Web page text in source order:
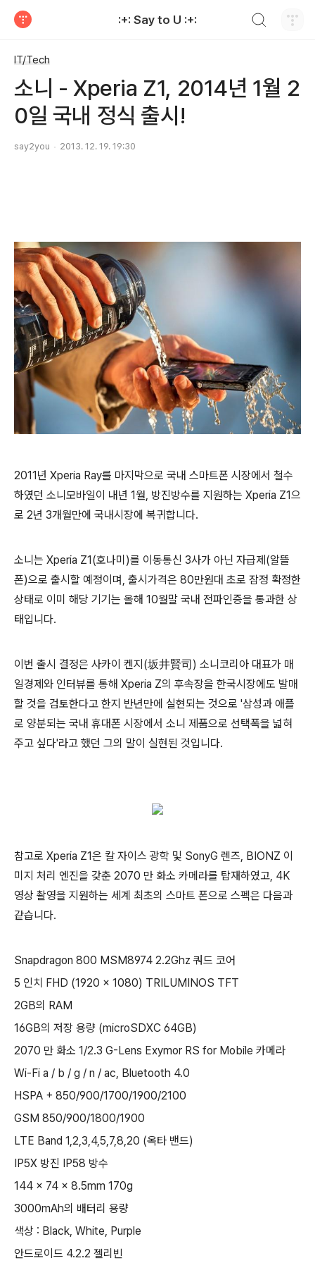
:+: Say to U :+:
IT/Tech
소니 - Xperia Z1, 2014년 1월 2
0일 국내 정식 출시!
say2you 2013. 12. 19. 19:30
2011년 Xperia Ray를 마지막으로 국내 스마트폰 시장에서 철수
하였던 소니모바일이 내년 1월, 방진방수를 지원하는 Xperia Z1으
로 2년 3개월만에 국내시장에 복귀합니다.
소니는 Xperia Z1(호나미)를 이동통신 3사가 아닌 자급제(알뜰
폰)으로 출시할 예정이며, 출시가격은 80만원대 초로 잠정 확정한
상태로 이미 해당 기기는 올해 10월말 국내 전파인증을 통과한 상
태입니다.
이번 출시 결정은 사카이 켄지(坂井賢司) 소니코리아 대표가 매
일경제와 인터뷰를 통해 Xperia Z의 후속장을 한국시장에도 발매
할 것을 검토한다고 한지 반년만에 실현되는 것으로 '삼성과 애플
로 양분되는 국내 휴대폰 시장에서 소니 제품으로 선택폭을 넓혀
주고 싶다'라고 했던 그의 말이 실현된 것입니다.
참고로 Xperia Z1은 칼 자이스 광학 및 SonyG 렌즈, BIONZ 이
미지 처리 엔진을 갖춘 2070 만 화소 카메라를 탑재하였고, 4K
영상 촬영을 지원하는 세계 최초의 스마트 폰으로 스펙은 다음과
같습니다.
Snapdragon 800 MSM8974 2.2Ghz 쿼드 코어
5 인치 FHD (1920 x 1080) TRILUMINOS TFT
2GB의 RAM
16GB의 저장 용량 (microSDXC 64GB)
2070 만 화소 1/2.3 G-Lens Exymor RS for Mobile 카메라
Wi-Fi a / b / g / n / ac, Bluetooth 4.0
HSPA + 850/900/1700/1900/2100
GSM 850/900/1800/1900
LTE Band 1,2,3,4,5,7,8,20 (옥타 밴드)
IP5X 방진 IP58 방수
144 x 74 x 8.5mm 170g
3000mAh의 배터리 용량
색상 : Black, White, Purple
안드로이드 4.2.2 젤리빈